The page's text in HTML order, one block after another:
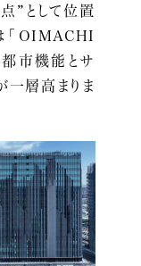
”として位置
「OIMACHI
市機能とサ
一層高まりま